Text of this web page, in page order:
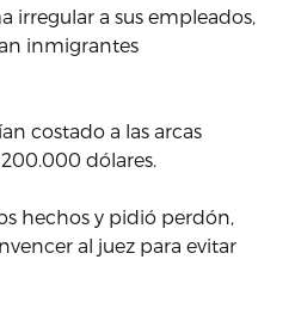
irregular a sus empleados,
inmigrantes
costado a las arcas
dólares.
hechos y pidió perdón,
al juez para evitar